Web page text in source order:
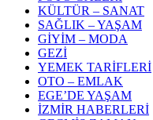
KÜLTÜR – SANAT
SAĞLIK – YAŞAM
GİYİM – MODA
GEZİ
YEMEK TARİFLERİ
OTO – EMLAK
EGE’DE YAŞAM
İZMİR HABERLERİ